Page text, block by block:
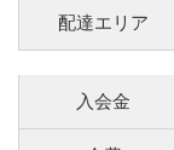
配達エリア
入会金